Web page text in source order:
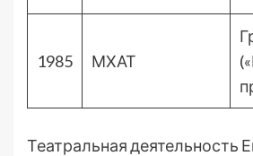
1985 МХАТ
Театральная деятельность